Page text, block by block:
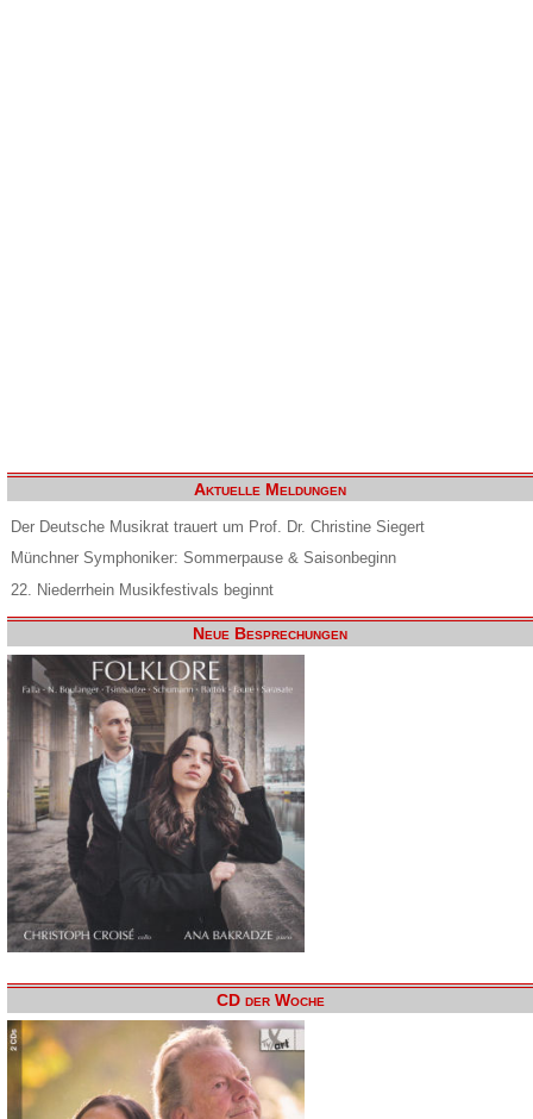
Aktuelle Meldungen
Der Deutsche Musikrat trauert um Prof. Dr. Christine Siegert
Münchner Symphoniker: Sommerpause & Saisonbeginn
22. Niederrhein Musikfestivals beginnt
Neue Besprechungen
CD der Woche